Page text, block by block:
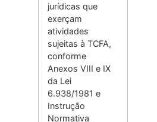
jurídicas que
exerçam
atividades
sujeitas à TCFA,
conforme
Anexos VIII e IX
da Lei
6.938/1981 e
Instrução
Normativa